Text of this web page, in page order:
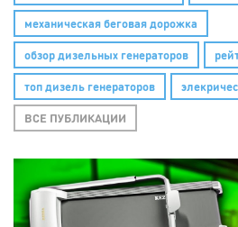
механическая беговая дорожка
обзор дизельных генераторов
топ дизель генераторов
ВСЕ ПУБЛИКАЦИИ